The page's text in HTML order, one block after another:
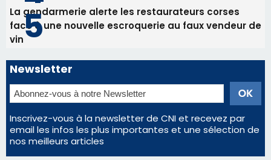
Satine Nomary est la nouvelle Miss Corse 2026
Éclipse du 12 août : Où s'installer en Corse pour
profiter pleinement du spectacle ?
Éclipse du 12 août : la Corse aux premières loges
d'un spectacle qui ne reviendra pas avant 2081
En Corse, un début de saison marqué par une
consommation en recul dans les restaurants
La gendarmerie alerte les restaurateurs corses
face à une nouvelle escroquerie au faux vendeur de